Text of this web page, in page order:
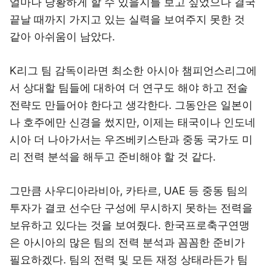
끝날 때까지 가지고 있는 실력을 보여주지 못한 것
같아 아쉬움이 남았다.
K리그 팀 감독이라면 최소한 아시아 챔피언스리그에
서 상대할 팀들에 대하여 더 연구도 해야 하고 전술
전략도 만들어야 한다고 생각한다. 그동안은 일본이
나 호주에만 신경을 썼지만, 이제는 태국이나 인도네
시아 더 나아가서는 우즈베키스탄과 중동 국가도 미
리 전력 분석을 해두고 준비해야 할 것 같다.
그만큼 사우디아라비아, 카타르, UAE 등 중동 팀의
투자가 결코 선수단 구성에 무시하지 못하는 전력을
보유하고 있다는 것을 보여줬다. 한국프로축구연맹
은 아시아의 많은 팀의 전력 분석과 꼼꼼한 준비가
필요하겠다. 팀의 전력 및 모든 재정 상태라든가 팀